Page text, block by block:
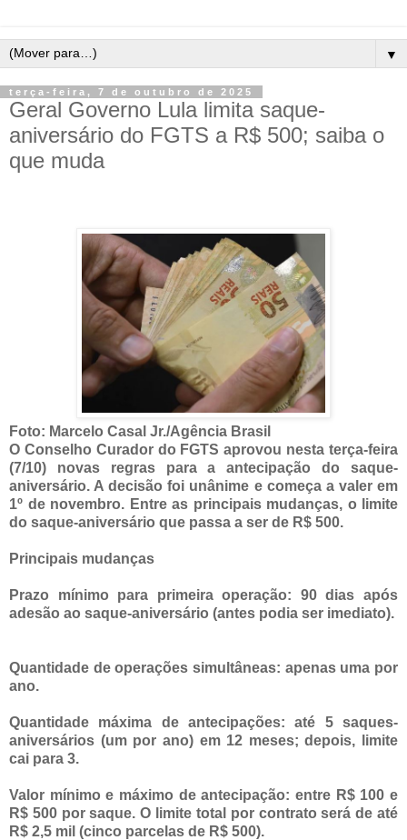
▼
terça-feira, 7 de outubro de 2025
Geral Governo Lula limita saque-
aniversário do FGTS a R$ 500; saiba o
que muda
Foto: Marcelo Casal Jr./Agência Brasil
O Conselho Curador do FGTS aprovou nesta terça-feira
(7/10) novas regras para a antecipação do saque-
aniversário. A decisão foi unânime e começa a valer em
1º de novembro. Entre as principais mudanças, o limite
do saque-aniversário que passa a ser de R$ 500.
Principais mudanças
Prazo mínimo para primeira operação: 90 dias após
adesão ao saque-aniversário (antes podia ser imediato).
Quantidade de operações simultâneas: apenas uma por
ano.
Quantidade máxima de antecipações: até 5 saques-
aniversários (um por ano) em 12 meses; depois, limite
cai para 3.
Valor mínimo e máximo de antecipação: entre R$ 100 e
R$ 500 por saque. O limite total por contrato será de até
R$ 2,5 mil (cinco parcelas de R$ 500).